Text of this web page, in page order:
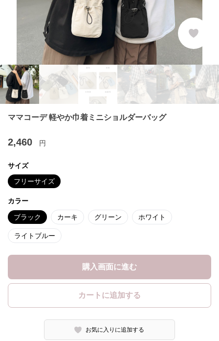
ママコーデ 軽やか巾着ミニショルダーバッグ
2,460 円
サイズ
フリーサイズ
カラー
ブラック カーキ グリーン ホワイト
ライトブルー
購入画面に進む
カートに追加する
お気に入りに追加する